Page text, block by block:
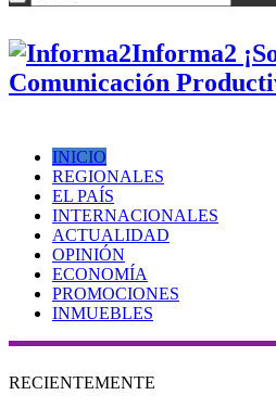
Informa2
Comunicación
INICIO
REGIONALES
EL PAÍS
INTERNACIONALES
ACTUALIDAD
OPINIÓN
ECONOMÍA
PROMOCIONES
INMUEBLES
RECIENTEMENTE